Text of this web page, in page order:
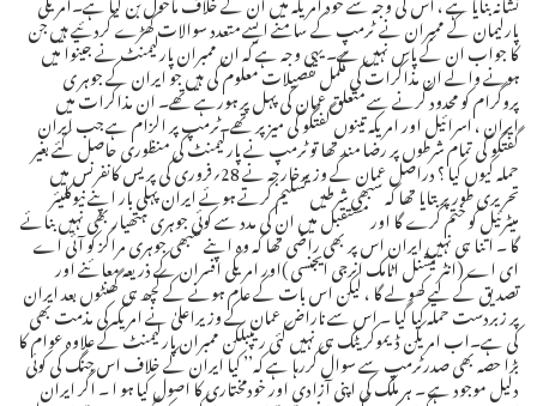
پارلیمان کے ممبران نے ٹرمپ کے سامنے ایسے متعدد سوالات کھڑے کردئیے ہیں جن
کا جواب ان کے پاس نہیں ہے۔ یہی وجہ ہے کہ ان ممبران پارلیمنٹ نے جینوا میں
ہونے والے ان مذاکرات کی مکمل تفصیلات معلوم کی ہیں جو ایران کے جوہر ی
پروگرام کو محدود کرنے سے متعلق عمان کی پہل پر ہورہے تھے۔ ان مذاکرات میں
ایران ، اسرائیل اور امریکہ تینوں گفتگو کی میز پر تھے۔ٹرمپ پر الزام ہے جب ایران
گفتگو کی تمام شرطوں پر رضا مند تھا تو ٹرمپ نے پارلیمنٹ کی منظوری حاصل کئے بغیر
حملہ کیوں کیا ؟ دراصل عمان کے وزیرخارجہ نے 28؍فروری کی پریس کانفرنس میں
تحریری طورپر بتایا تھا کہ سبھی شرطیں تسلیم کرتے ہوئے ایران پہلی بار اپنے نیوکلیئر
میٹرئیل کو ختم کرے گا اور مستقبل میں ان کی مدد سے کوئی جوہری ہتھیار بھی نہیں بنائے
گا ۔ اتنا ہی نہیں ایران اس پر بھی راضی تھا کہ وہ اپنے سبھی جوہری مراکز کو آئی اے
ای اے (انٹر نیشنل اٹامک انرجی ایجنسی )اور امریکی افسران کے ذریعہ معائنے اور
تصدیق کے لیے کھولے گا ، لیکن اس بات کے عام ہونے کے کچھ ہی گھنٹوں بعد ایران
پر زبردست حملہ کیا گیا ۔ اس سے ناراض عمان کے وزیراعلیٰ نے امریکہ کی مذمت بھی
کی ہے۔اب امریکن ڈیموکریٹک ہی نہیں کئی ریپبلکن ممبران پارلیمنٹ کے علاوہ عوام کا
بڑا حصہ بھی صدرٹرمپ سے سوال کررہا ہے کہ’’ کیا ایران کے خلاف اس جنگ کی کوئی
دلیل موجود ہے ۔ ہر ملک کی اپنی آزادی اور خودمختاری کا اصول کیا ہو ا ۔ اگر ایران